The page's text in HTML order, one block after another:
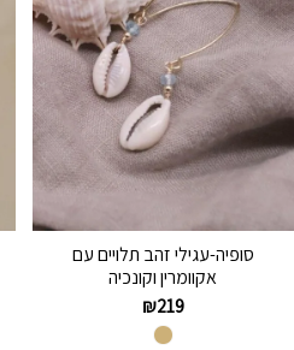
סופיה-עגילי זהב תלויים עם
אקוומרין וקונכיה
₪219